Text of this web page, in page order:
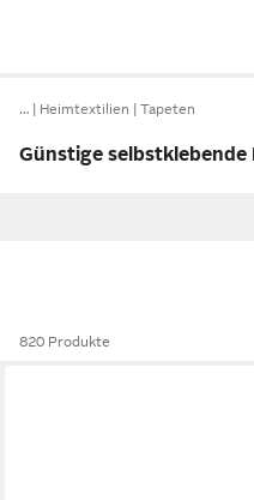
… Heimtextilien Tapeten
Günstige
820 Produkte